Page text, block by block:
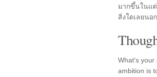
มากขึ้นในแ
สิ่งใดเลยนอ
What's your
ambition is